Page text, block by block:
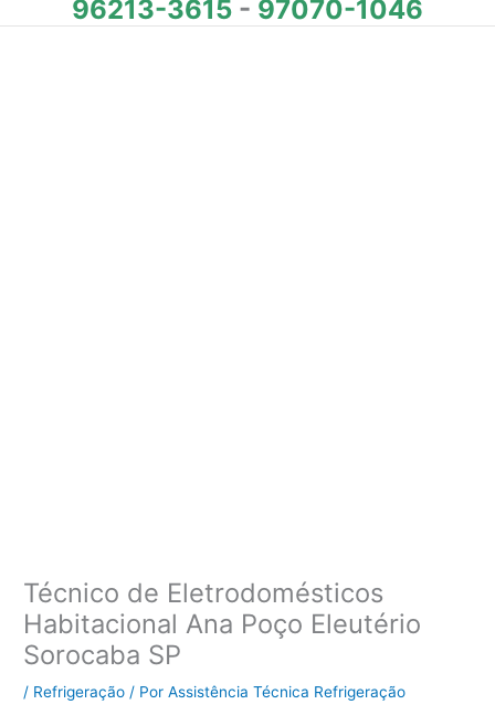
96213-3615 - 97070-1046
Técnico de Eletrodomésticos
Habitacional Ana Poço Eleutério
Sorocaba SP
/ Refrigeração / PorAssistência Técnica Refrigeração